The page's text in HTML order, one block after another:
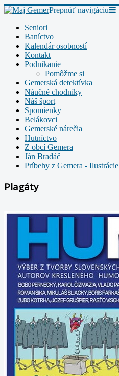
Prepnúť navigáciu
Seniori
Baníctvo
Kalendár osobností
Kontakt
Podnikanie
Pomôžme si
Gemerská detektívka
Náučné chodníky
Náš šport
Spomienky
Belákovci
Gemerské nárečia
Hutníctvo
Z obcí Gemera
Ján Bradáč
Príbehy z Gemera - Ilustrácie
Plagáty